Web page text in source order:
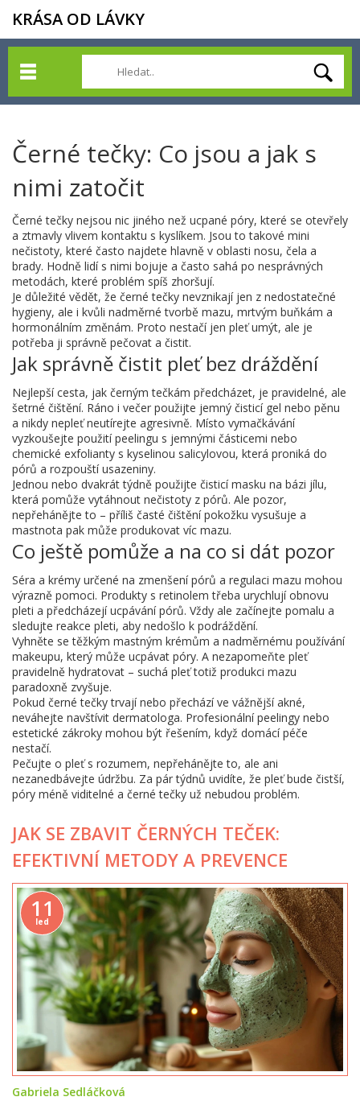
KRÁSA OD LÁVKY
Černé tečky: Co jsou a jak s
nimi zatočit
Černé tečky nejsou nic jiného než ucpané póry, které se otevřely
a ztmavly vlivem kontaktu s kyslíkem. Jsou to takové mini
nečistoty, které často najdete hlavně v oblasti nosu, čela a
brady. Hodně lidí s nimi bojuje a často sahá po nesprávných
metodách, které problém spíš zhoršují.
Je důležité vědět, že černé tečky nevznikají jen z nedostatečné
hygieny, ale i kvůli nadměrné tvorbě mazu, mrtvým buňkám a
hormonálním změnám. Proto nestačí jen pleť umýt, ale je
potřeba ji správně pečovat a čistit.
Jak správně čistit pleť bez dráždění
Nejlepší cesta, jak černým tečkám předcházet, je pravidelné, ale
šetrné čištění. Ráno i večer použijte jemný čisticí gel nebo pěnu
a nikdy nepleť neutírejte agresivně. Místo vymačkávání
vyzkoušejte použití peelingu s jemnými částicemi nebo
chemické exfolianty s kyselinou salicylovou, která proniká do
pórů a rozpouští usazeniny.
Jednou nebo dvakrát týdně použijte čisticí masku na bázi jílu,
která pomůže vytáhnout nečistoty z pórů. Ale pozor,
nepřehánějte to – příliš časté čištění pokožku vysušuje a
mastnota pak může produkovat víc mazu.
Co ještě pomůže a na co si dát pozor
Séra a krémy určené na zmenšení pórů a regulaci mazu mohou
výrazně pomoci. Produkty s retinolem třeba urychlují obnovu
pleti a předcházejí ucpávání pórů. Vždy ale začínejte pomalu a
sledujte reakce pleti, aby nedošlo k podráždění.
Vyhněte se těžkým mastným krémům a nadměrnému používání
makeupu, který může ucpávat póry. A nezapomeňte pleť
pravidelně hydratovat – suchá pleť totiž produkci mazu
paradoxně zvyšuje.
Pokud černé tečky trvají nebo přechází ve vážnější akné,
neváhejte navštívit dermatologa. Profesionální peelingy nebo
estetické zákroky mohou být řešením, když domácí péče
nestačí.
Pečujte o pleť s rozumem, nepřehánějte to, ale ani
nezanedbávejte údržbu. Za pár týdnů uvidíte, že pleť bude čistší,
póry méně viditelné a černé tečky už nebudou problém.
JAK SE ZBAVIT ČERNÝCH TEČEK:
EFEKTIVNÍ METODY A PREVENCE
11
led
Gabriela Sedláčková